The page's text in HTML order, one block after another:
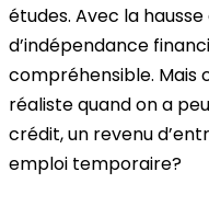
études. Avec la
d’indépendance
compréhensible.
réaliste quand on a
crédit, un revenu
emploi temporaire?